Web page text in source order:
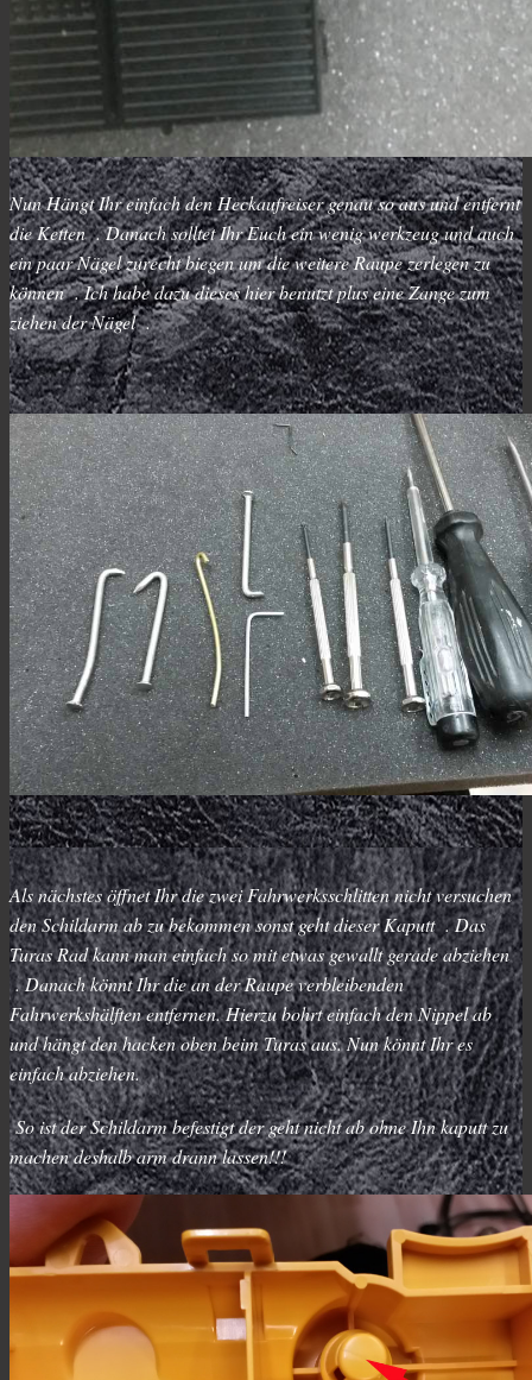
Nun Hängt Ihr einfach den Heckaufreiser genau so aus und entfernt
die Ketten . Danach solltet Ihr Euch ein wenig werkzeug und auch
ein paar Nägel zurecht biegen um die weitere Raupe zerlegen zu
können . Ich habe dazu dieses hier benutzt plus eine Zange zum
ziehen der Nägel .
Als nächstes öffnet Ihr die zwei Fahrwerksschlitten nicht versuchen
den Schildarm ab zu bekommen sonst geht dieser Kaputt . Das
Turas Rad kann man einfach so mit etwas gewallt gerade abziehen
. Danach könnt Ihr die an der Raupe verbleibenden
Fahrwerkshälften entfernen. Hierzu bohrt einfach den Nippel ab
und hängt den hacken oben beim Turas aus. Nun könnt Ihr es
einfach abziehen.
So ist der Schildarm befestigt der geht nicht ab ohne Ihn kaputt zu
machen deshalb arm drann lassen!!!